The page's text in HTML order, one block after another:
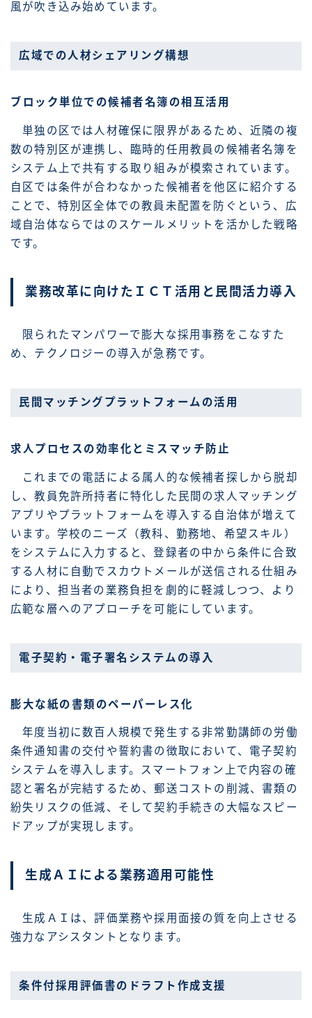
風が吹き込み始めています。
広域での人材シェアリング構想
ブロック単位での候補者名簿の相互活用
単独の区では人材確保に限界があるため、近隣の複
数の特別区が連携し、臨時的任用教員の候補者名簿を
システム上で共有する取り組みが模索されています。
自区では条件が合わなかった候補者を他区に紹介する
ことで、特別区全体での教員未配置を防ぐという、広
域自治体ならではのスケールメリットを活かした戦略
です。
業務改革に向けたＩＣＴ活用と民間活力導入
限られたマンパワーで膨大な採用事務をこなすた
め、テクノロジーの導入が急務です。
民間マッチングプラットフォームの活用
求人プロセスの効率化とミスマッチ防止
これまでの電話による属人的な候補者探しから脱却
し、教員免許所持者に特化した民間の求人マッチング
アプリやプラットフォームを導入する自治体が増えて
います。学校のニーズ（教科、勤務地、希望スキル）
をシステムに入力すると、登録者の中から条件に合致
する人材に自動でスカウトメールが送信される仕組み
により、担当者の業務負担を劇的に軽減しつつ、より
広範な層へのアプローチを可能にしています。
電子契約・電子署名システムの導入
膨大な紙の書類のペーパーレス化
年度当初に数百人規模で発生する非常勤講師の労働
条件通知書の交付や誓約書の徴取において、電子契約
システムを導入します。スマートフォン上で内容の確
認と署名が完結するため、郵送コストの削減、書類の
紛失リスクの低減、そして契約手続きの大幅なスピー
ドアップが実現します。
生成ＡＩによる業務適用可能性
生成ＡＩは、評価業務や採用面接の質を向上させる
強力なアシスタントとなります。
条件付採用評価書のドラフト作成支援